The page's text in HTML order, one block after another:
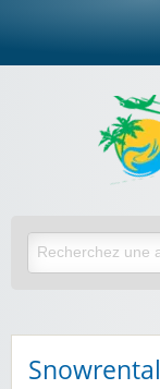
Snowrental